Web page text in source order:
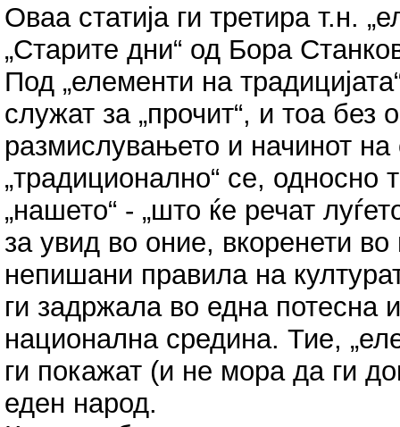
Оваа статија ги третира т.н.
„Старите дни“ од Бора
Под „елементи на
служат за „прочит“, и тоа
размислувањето и начинот
„традиционално“ се, односно
„нашето“ - „што ќе речат
за увид во оние, вкоренети
непишани правила на
ги задржала во една потесна
национална средина. Тие,
ги покажат (и не мора да ги
еден народ.